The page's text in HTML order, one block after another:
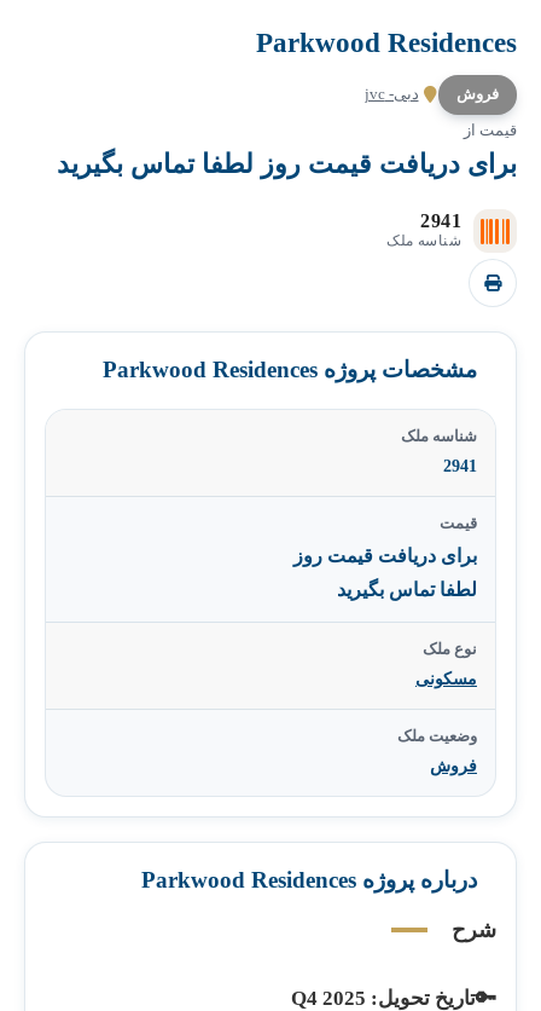
Parkwood Residences
فروش دبی- jvc
قیمت از
برای دریافت قیمت روز لطفا تماس بگیرید
2941
شناسه ملک
مشخصات پروژه Parkwood Residences
شناسه ملک
2941
قیمت
برای دریافت قیمت روز
لطفا تماس بگیرید
نوع ملک
مسکونی
وضعیت ملک
فروش
درباره پروژه Parkwood Residences
شرح
🔑تاریخ تحویل: Q4 2025